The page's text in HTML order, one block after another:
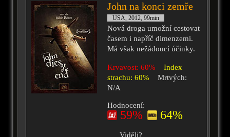
John na konci zemře
USA, 2012, 99min
Nová droga umožní cestovat
časem i napříč dimenzemi.
Má však nežádoucí účinky.
Krvavost: 60%
Index
strachu: 60%
Mrtvých:
N/A
Hodnocení:
59% 64%
Viděli?